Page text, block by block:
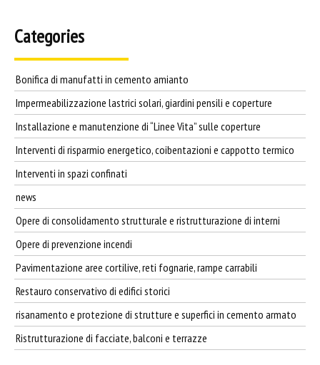
Categories
Bonifica di manufatti in cemento amianto
Impermeabilizzazione lastrici solari, giardini pensili e coperture
Installazione e manutenzione di “Linee Vita” sulle coperture
Interventi di risparmio energetico, coibentazioni e cappotto termico
Interventi in spazi confinati
news
Opere di consolidamento strutturale e ristrutturazione di interni
Opere di prevenzione incendi
Pavimentazione aree cortilive, reti fognarie, rampe carrabili
Restauro conservativo di edifici storici
risanamento e protezione di strutture e superfici in cemento armato
Ristrutturazione di facciate, balconi e terrazze